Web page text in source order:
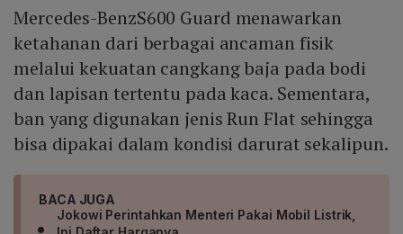
Mercedes-BenzS600 Guard menawarkan
ketahanan dari berbagai ancaman fisik
melalui kekuatan cangkang baja pada bodi
dan lapisan tertentu pada kaca. Sementara,
ban yang digunakan jenis Run Flat sehingga
bisa dipakai dalam kondisi darurat sekalipun.
BACA JUGA
Jokowi Perintahkan Menteri Pakai Mobil Listrik,